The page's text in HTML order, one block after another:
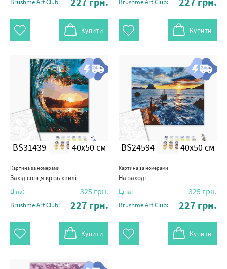
Brushme Art Club:
Купити
Brushme Art Club:
Купити
BS31439 40x50 см
Картина за номерами
Захід сонця крізь хвилі
Ціна: 325 грн.
Brushme Art Club: 227 грн.
Купити
BS24594 40x50 см
Картина за номерами
На заході
Ціна: 325 грн.
Brushme Art Club: 227 грн.
Купити